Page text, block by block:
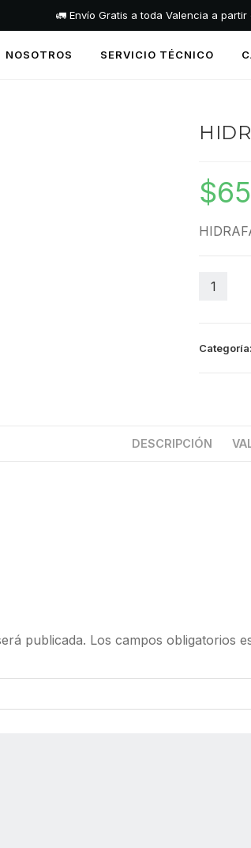
🚛 Envío Gratis a toda Valencia a
NOSOTROS SERVICIO TÉCNICO
$
Categoría:
DESCRIPCIÓN
publicada. Los campos obligatorios